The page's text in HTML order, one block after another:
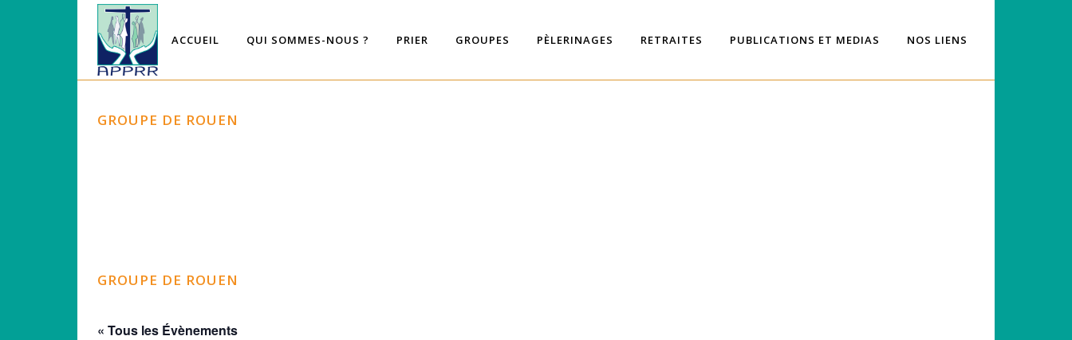
ACCUEIL QUI SOMMES-NOUS ? PRIER GROUPES PÈLERINAGES RETRAITES PUBLICATIONS ET MEDIAS NOS LIENS
GROUPE DE ROUEN
GROUPE DE ROUEN
« Tous les Évènements